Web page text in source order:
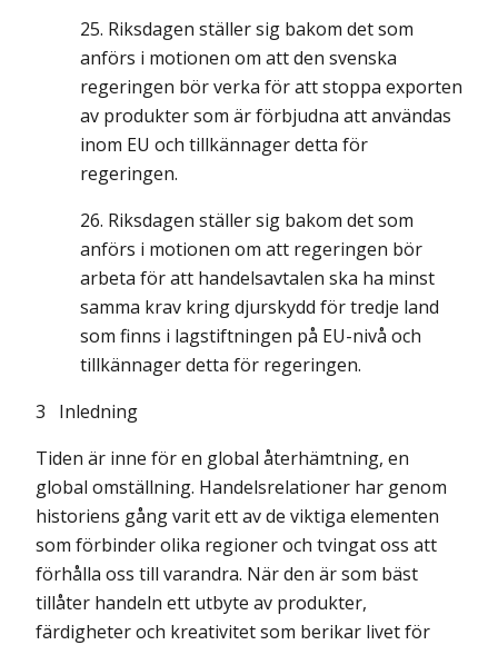
Riksdagen ställer sig bakom det som
anförs i motionen om att den svenska
regeringen bör verka för att stoppa exporten
av produkter som är förbjudna att användas
inom EU och tillkännager detta för
regeringen.
Riksdagen ställer sig bakom det som
anförs i motionen om att regeringen bör
arbeta för att handelsavtalen ska ha minst
samma krav kring djurskydd för tredje land
som finns i lagstiftningen på EU-nivå och
tillkännager detta för regeringen.
3 Inledning
Tiden är inne för en global återhämtning, en
global omställning. Handelsrelationer har genom
historiens gång varit ett av de viktiga elementen
som förbinder olika regioner och tvingat oss att
förhålla oss till varandra. När den är som bäst
tillåter handeln ett utbyte av produkter,
färdigheter och kreativitet som berikar livet för